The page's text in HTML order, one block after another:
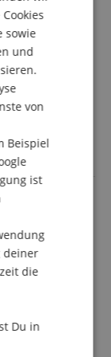
OVP)
& Google
ohne
SMD 2835
€
Paar
FRENCH
ITALIAN
SPANISH
sowie
und
von
Beispiel
ist
deiner
die
Du in